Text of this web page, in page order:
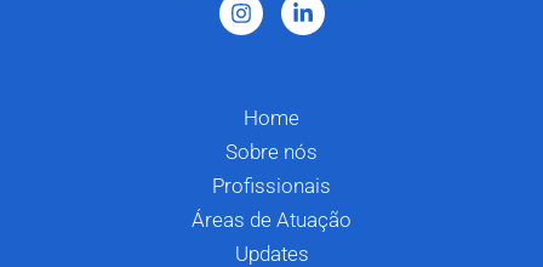
Home
Sobre nós
Profissionais
Áreas de Atuação
Updates